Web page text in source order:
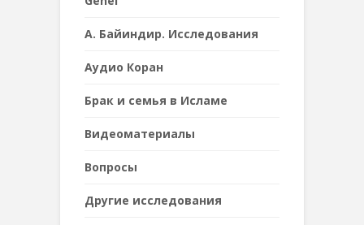
А. Байиндир. Исследования
Аудио Коран
Брак и семья в Исламе
Видеоматериалы
Вопросы
Другие исследования